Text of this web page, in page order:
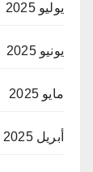
يوليو 2025
يونيو 2025
مايو 2025
أبريل 2025